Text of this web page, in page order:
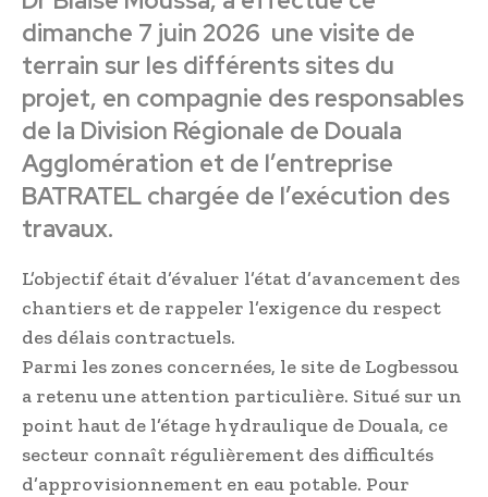
dimanche 7 juin 2026 une visite de
terrain sur les différents sites du
projet, en compagnie des responsables
de la Division Régionale de Douala
Agglomération et de l’entreprise
BATRATEL chargée de l’exécution des
travaux.
L’objectif était d’évaluer l’état d’avancement des
chantiers et de rappeler l’exigence du respect
des délais contractuels.
Parmi les zones concernées, le site de Logbessou
a retenu une attention particulière. Situé sur un
point haut de l’étage hydraulique de Douala, ce
secteur connaît régulièrement des difficultés
d’approvisionnement en eau potable. Pour